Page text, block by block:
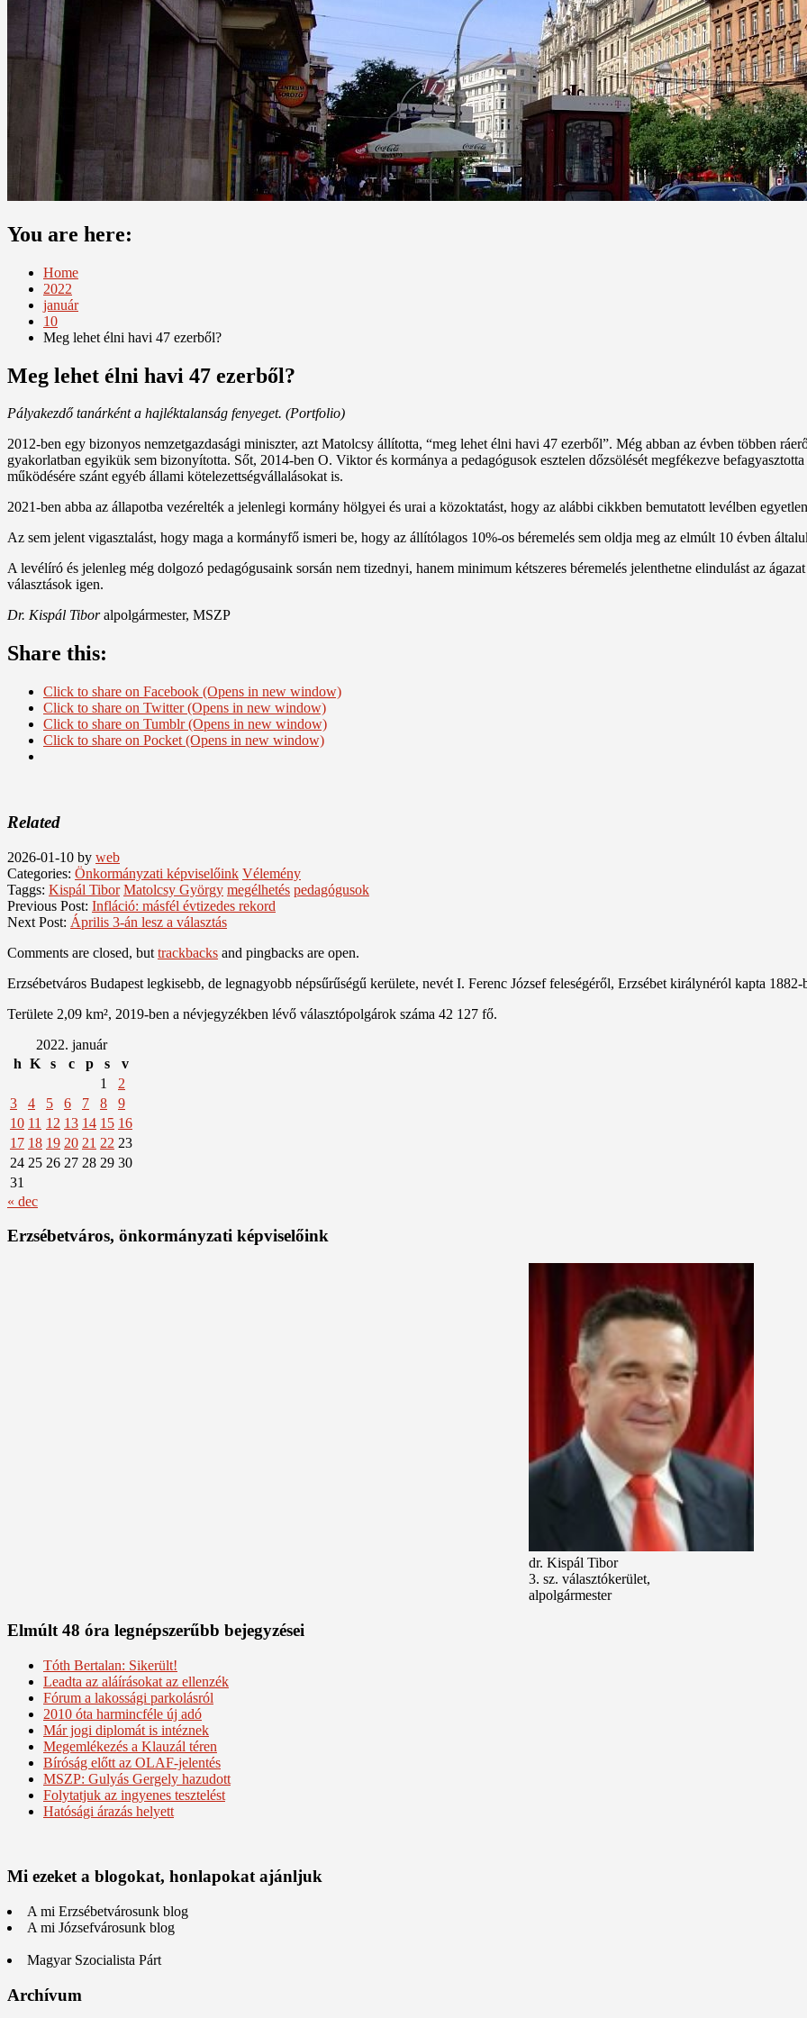
You are here:
Home
2022
január
10
Meg lehet élni havi 47 ezerből?
Meg lehet élni havi 47 ezerből?
Pályakezdő tanárként a hajléktalanság fenyeget. (Portfolio)
2012-ben egy bizonyos nemzetgazdasági miniszter, azt Matolcsy állította, “meg lehet élni havi 47 ezerből”. Még abban az évben többen
gyakorlatban egyikük sem bizonyította. Sőt, 2014-ben O. Viktor és kormánya a pedagógusok esztelen dőzsölését megfékezve
működésére szánt egyéb állami kötelezettségvállalásokat is.
2021-ben abba az állapotba vezérelték a jelenlegi kormány hölgyei és urai a közoktatást, hogy az alábbi cikkben bemutatott levélben
Az sem jelent vigasztalást, hogy maga a kormányfő ismeri be, hogy az állítólagos 10%-os béremelés sem oldja meg az elmúlt 10 évben
A levélíró és jelenleg még dolgozó pedagógusaink sorsán nem tizednyi, hanem minimum kétszeres béremelés jelenthetne elindulást az
választások igen.
Dr. Kispál Tiboralpolgármester, MSZP
Share this:
Click to share on Facebook (Opens in new window)
Click to share on Twitter (Opens in new window)
Click to share on Tumblr (Opens in new window)
Click to share on Pocket (Opens in new window)
Related
2026-01-10 by web
Categories: Önkormányzati képviselőink Vélemény
Taggs: Kispál Tibor Matolcsy György megélhetés pedagógusok
Previous Post: Infláció: másfél évtizedes rekord
Next Post: Április 3-án lesz a választás
Comments are closed, but trackbacks and pingbacks are open.
Erzsébetváros Budapest legkisebb, de legnagyobb népsűrűségű kerülete, nevét I. Ferenc József feleségéről, Erzsébet királynéról kapta 1882-
Területe 2,09 km², 2019-ben a névjegyzékben lévő választópolgárok száma 42 127 fő.
2022. január
h K s c p s
v
1
2
3
4 5 6 7 8
9
10 11 12 13 14 15 16
17 18 19 20 21 22 23
24 25 26 27 28 29 30
31
« dec
Erzsébetváros, önkormányzati képviselőink
dr. Kispál Tibor
3. sz. választókerület,
alpolgármester
Elmúlt 48 óra legnépszerűbb bejegyzései
Tóth Bertalan: Sikerült!
Leadta az aláírásokat az ellenzék
Fórum a lakossági parkolásról
2010 óta harmincféle új adó
Már jogi diplomát is intéznek
Megemlékezés a Klauzál téren
Bíróság előtt az OLAF-jelentés
MSZP: Gulyás Gergely hazudott
Folytatjuk az ingyenes tesztelést
Hatósági árazás helyett
Mi ezeket a blogokat, honlapokat ajánljuk
A mi Erzsébetvárosunk blog
A mi Józsefvárosunk blog
Magyar Szocialista Párt
Archívum